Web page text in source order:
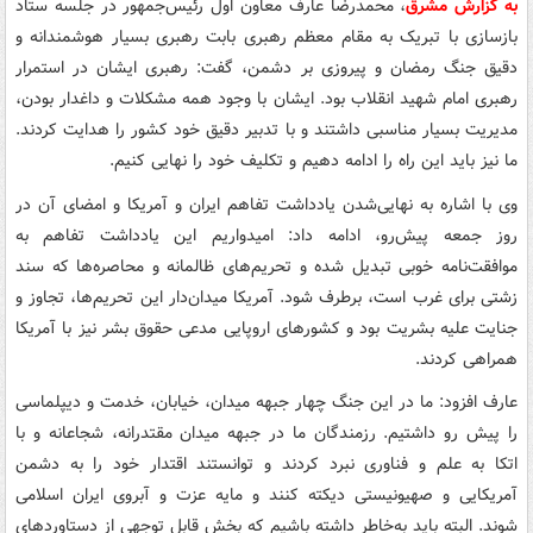
به گزارش مشرق، محمدرضا عارف معاون اول رئیس‌جمهور در جلسه ستاد
بازسازی با تبریک به مقام معظم رهبری بابت رهبری بسیار هوشمندانه و
دقیق جنگ رمضان و پیروزی بر دشمن، گفت: رهبری ایشان در استمرار
رهبری امام شهید انقلاب بود. ایشان با وجود همه مشکلات و داغدار بودن،
مدیریت بسیار مناسبی داشتند و با تدبیر دقیق خود کشور را هدایت کردند.
ما نیز باید این راه را ادامه دهیم و تکلیف خود را نهایی کنیم.
وی با اشاره به نهایی‌شدن یادداشت تفاهم ایران و آمریکا و امضای آن در
روز جمعه پیش‌رو، ادامه داد: امیدواریم این یادداشت تفاهم به
موافقت‌نامه خوبی تبدیل شده و تحریم‌های ظالمانه و محاصره‌ها که سند
زشتی برای غرب است، برطرف شود. آمریکا میدان‌دار این تحریم‌ها، تجاوز و
جنایت علیه بشریت بود و کشورهای اروپایی مدعی حقوق بشر نیز با آمریکا
همراهی کردند.
عارف افزود: ما در این جنگ چهار جبهه میدان، خیابان، خدمت و دیپلماسی
را پیش رو داشتیم. رزمندگان ما در جبهه میدان مقتدرانه، شجاعانه و با
اتکا به علم و فناوری نبرد کردند و توانستند اقتدار خود را به دشمن
آمریکایی و صهیونیستی دیکته کنند و مایه عزت و آبروی ایران اسلامی
شوند. البته باید به‌خاطر داشته باشیم که بخش قابل توجهی از دستاوردهای